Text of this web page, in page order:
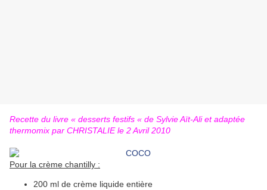
Recette du livre « desserts festifs « de Sylvie Aït-Ali et adaptée
thermomix par CHRISTALIE le 2 Avril 2010
Pour la crème chantilly :
200 ml de crème liquide entière